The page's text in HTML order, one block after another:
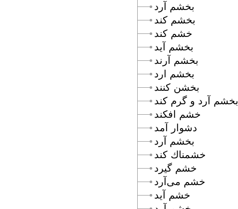
بخشم آرد
بخشم كند
خشم كند
بخشم آيد
بخشم آرند
بخشم ارد
بخشن كنند
بخشم آرد و گرم كند
خشم افكند
دشوار آمد
بخشم آرد
خشمناك كند
خشم گيرد
خشم مى‌آرد
خشم آيد